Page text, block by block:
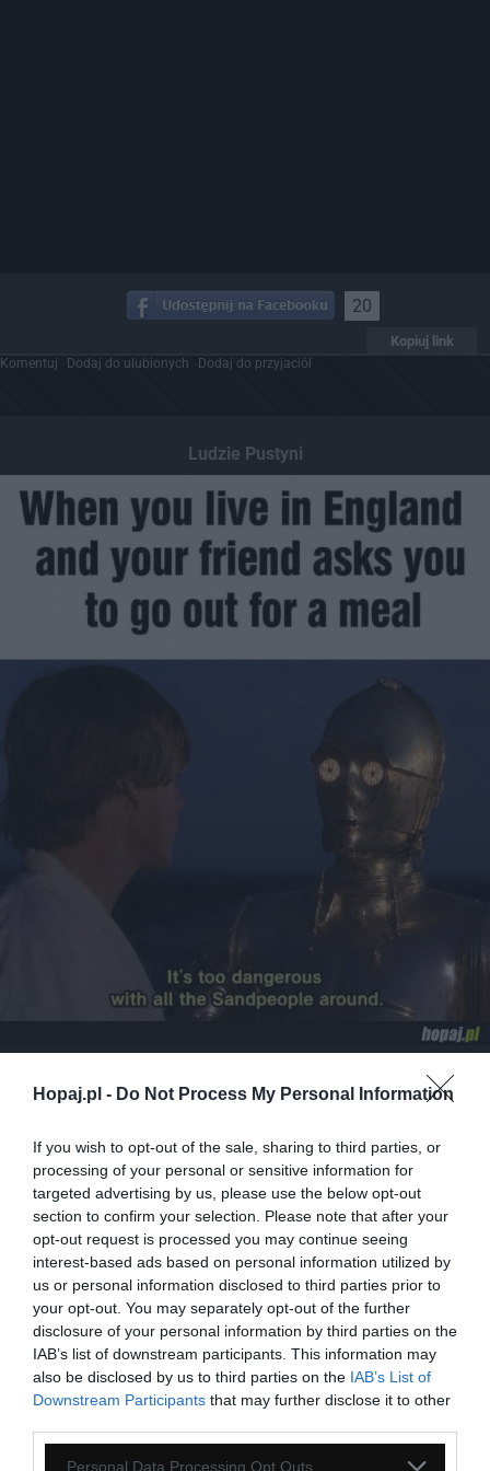
Hopaj.pl - Do Not Process My Personal Information
If you wish to opt-out of the sale, sharing to third parties, or
processing of your personal or sensitive information for
targeted advertising by us, please use the below opt-out
section to confirm your selection. Please note that after your
opt-out request is processed you may continue seeing
interest-based ads based on personal information utilized by
us or personal information disclosed to third parties prior to
your opt-out. You may separately opt-out of the further
disclosure of your personal information by third parties on the
IAB’s list of downstream participants. This information may
also be disclosed by us to third parties on the IAB’s List of
Downstream Participants that may further disclose it to other
Personal Data Processing Opt Outs
20
Kopiuj link
Komentuj Dodaj do ulubionych Dodaj do przyjaciół
Ludzie Pustyni
Komentuj Dodaj do ulubionych Dodaj do przyjaciół
Roman Tyk